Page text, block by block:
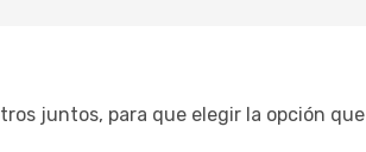
juntos, para que elegir la opción que